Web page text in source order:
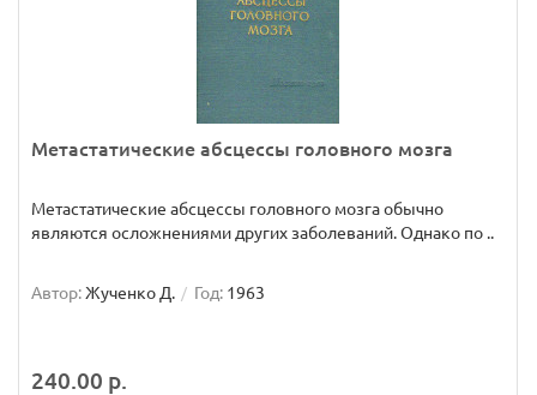
Метастатические абсцессы головного мозга
Метастатические абсцессы головного мозга обычно
являются осложнениями других заболеваний. Однако по ..
Автор:Жученко Д. Год: 1963
240.00 р.